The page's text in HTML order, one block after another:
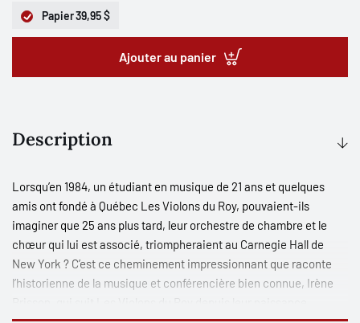
Papier39,95 $
Ajouter au panier
Description
Lorsqu’en 1984, un étudiant en musique de 21 ans et quelques
amis ont fondé à Québec Les Violons du Roy, pouvaient-ils
imaginer que 25 ans plus tard, leur orchestre de chambre et le
chœur qui lui est associé, triompheraient au Carnegie Hall de
New York ? C’est ce cheminement impressionnant que raconte
l’historienne de la musique et conférencière bien connue, Irène